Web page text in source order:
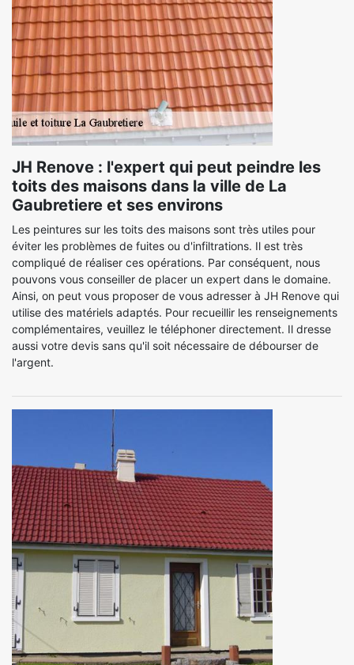
JH Renove : l'expert qui peut peindre les
toits des maisons dans la ville de La
Gaubretiere et ses environs
Les peintures sur les toits des maisons sont très utiles pour
éviter les problèmes de fuites ou d'infiltrations. Il est très
compliqué de réaliser ces opérations. Par conséquent, nous
pouvons vous conseiller de placer un expert dans le domaine.
Ainsi, on peut vous proposer de vous adresser à JH Renove qui
utilise des matériels adaptés. Pour recueillir les renseignements
complémentaires, veuillez le téléphoner directement. Il dresse
aussi votre devis sans qu'il soit nécessaire de débourser de
l'argent.